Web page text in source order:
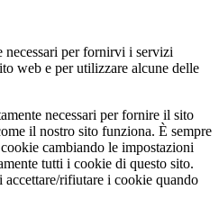
necessari per fornirvi i servizi
web e per utilizzare alcune delle
necessari per fornire il sito
il nostro sito funziona. È sempre
cambiando le impostazioni
tutti i cookie di questo sito.
accettare/rifiutare i cookie quando